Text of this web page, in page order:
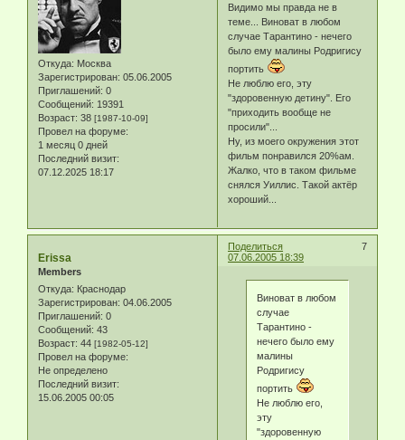
Откуда: Москва
Зарегистрирован: 05.06.2005
Приглашений: 0
Сообщений: 19391
Возраст: 38 [1987-10-09]
Провел на форуме:
1 месяц 0 дней
Последний визит:
07.12.2025 18:17
Видимо мы правда не в
теме... Виноват в любом
случае Тарантино - нечего
было ему малины Родригису
портить
Не люблю его, эту
"здоровенную детину". Его
"приходить вообще не
просили"...
Ну, из моего окружения этот
фильм понравился 20%ам.
Жалко, что в таком фильме
снялся Уиллис. Такой актёр
хороший...
Поделиться
7
07.06.2005 18:39
Erissa
Members
Откуда: Краснодар
Зарегистрирован: 04.06.2005
Приглашений: 0
Сообщений: 43
Возраст: 44 [1982-05-12]
Провел на форуме:
Не определено
Последний визит:
15.06.2005 00:05
Виноват в любом
случае
Тарантино -
нечего было ему
малины
Родригису
портить
Не люблю его,
эту
"здоровенную